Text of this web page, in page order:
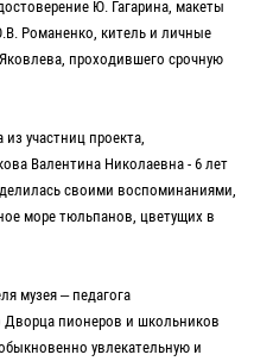
Ю. Гагарина, макеты
Романенко, китель и личные
проходившего срочную
участниц проекта,
Валентина Николаевна - 6 лет
своими воспоминаниями,
море тюльпанов, цветущих в
музея – педагога
Дворца пионеров и школьников
увлекательную и